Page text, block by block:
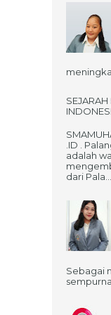
.ID .
adalah
dari Pala...
Sebagai
sempurna